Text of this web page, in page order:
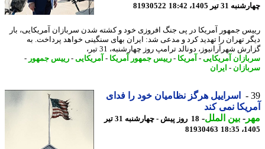
31 تیر 1405، 18:42
81930522
جمهور آمریکا در پی جنگ افروزی خود و کشته شدن سربازان آمریکایی، بار
تهران را تهدید کرد و مدعی شد: ایران بهای سنگینی خواهد پرداخت. به
شهرآرانیوز، دونالد ترامپ روز چهارشنبه، 31 تیر،
آمریکایی-آمریکا- رییس جمهور آمریکا- آمریکایی-رییس جمهور-
- ایران
اسراییل هرگز نظامیان خود را فدای
نمی کند
-بین الملل-
18 روز پیش - چهارشنبه 31 تیر
81930463